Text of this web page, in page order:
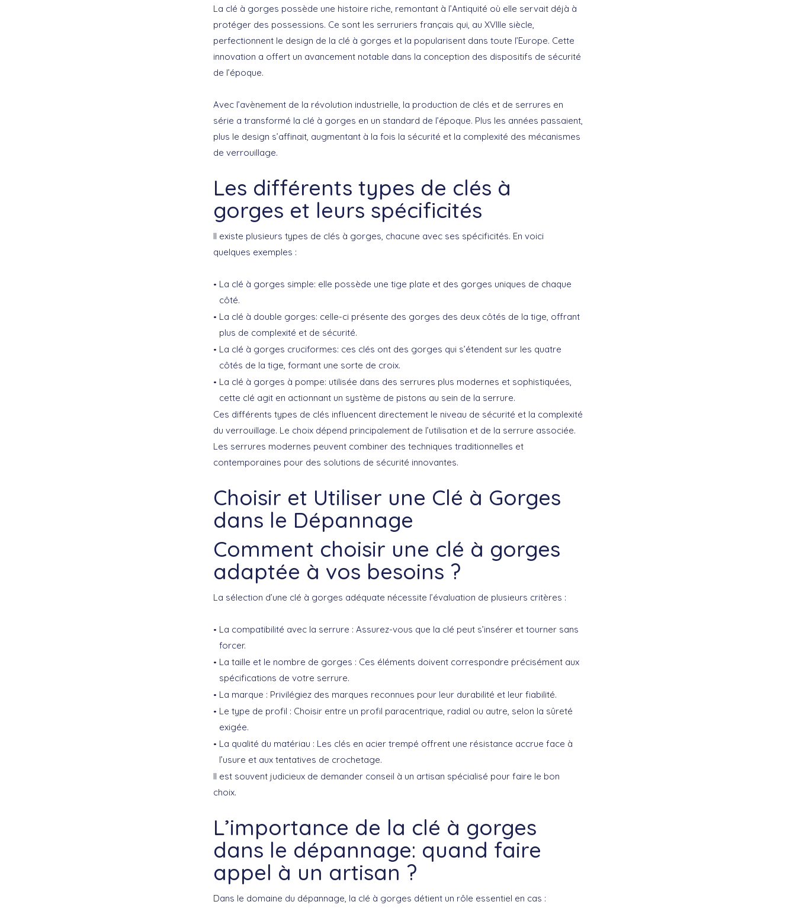
La clé à gorges possède une histoire riche, remontant à l’Antiquité où elle servait déjà à
protéger des possessions. Ce sont les serruriers français qui, au XVIIIe siècle,
perfectionnent le design de la clé à gorges et la popularisent dans toute l’Europe. Cette
innovation a offert un avancement notable dans la conception des dispositifs de sécurité
de l’époque.
Avec l’avènement de la révolution industrielle, la production de clés et de serrures en
série a transformé la clé à gorges en un standard de l’époque. Plus les années passaient,
plus le design s’affinait, augmentant à la fois la sécurité et la complexité des mécanismes
de verrouillage.
Les différents types de clés à
gorges et leurs spécificités
Il existe plusieurs types de clés à gorges, chacune avec ses spécificités. En voici
quelques exemples :
La clé à gorges simple: elle possède une tige plate et des gorges uniques de chaque
côté.
La clé à double gorges: celle-ci présente des gorges des deux côtés de la tige, offrant
plus de complexité et de sécurité.
La clé à gorges cruciformes: ces clés ont des gorges qui s’étendent sur les quatre
côtés de la tige, formant une sorte de croix.
La clé à gorges à pompe: utilisée dans des serrures plus modernes et sophistiquées,
cette clé agit en actionnant un système de pistons au sein de la serrure.
Ces différents types de clés influencent directement le niveau de sécurité et la complexité
du verrouillage. Le choix dépend principalement de l’utilisation et de la serrure associée.
Les serrures modernes peuvent combiner des techniques traditionnelles et
contemporaines pour des solutions de sécurité innovantes.
Choisir et Utiliser une Clé à Gorges
dans le Dépannage
Comment choisir une clé à gorges
adaptée à vos besoins ?
La sélection d’une clé à gorges adéquate nécessite l’évaluation de plusieurs critères :
La compatibilité avec la serrure : Assurez-vous que la clé peut s’insérer et tourner sans
forcer.
La taille et le nombre de gorges : Ces éléments doivent correspondre précisément aux
spécifications de votre serrure.
La marque : Privilégiez des marques reconnues pour leur durabilité et leur fiabilité.
Le type de profil : Choisir entre un profil paracentrique, radial ou autre, selon la sûreté
exigée.
La qualité du matériau : Les clés en acier trempé offrent une résistance accrue face à
l’usure et aux tentatives de crochetage.
Il est souvent judicieux de demander conseil à un artisan spécialisé pour faire le bon
choix.
L’importance de la clé à gorges
dans le dépannage: quand faire
appel à un artisan ?
Dans le domaine du dépannage, la clé à gorges détient un rôle essentiel en cas :